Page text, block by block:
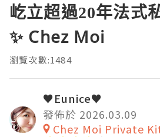
屹立超過20年法式
✨ Chez Moi
瀏覽次數:1484
♥Eunice♥
發佈於 2026.03.09
Chez Moi Private